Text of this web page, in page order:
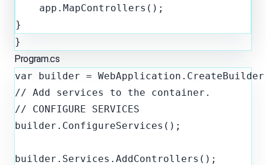
    app.MapControllers();
}
Program.cs
// Add services to the container.
// CONFIGURE SERVICES
builder.ConfigureServices();
builder.Services.AddControllers();